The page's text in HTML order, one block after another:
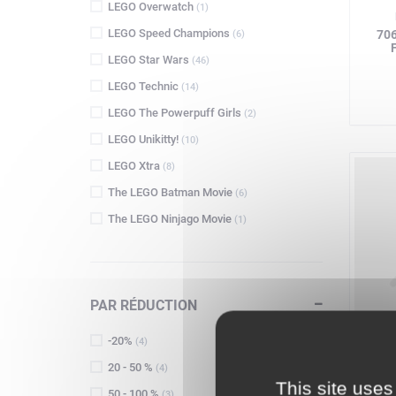
LEGO Overwatch (1)
LEGO Speed Champions (6)
LEGO Star Wars (46)
LEGO Technic (14)
LEGO The Powerpuff Girls (2)
LEGO Unikitty! (10)
LEGO Xtra (8)
The LEGO Batman Movie (6)
The LEGO Ninjago Movie (1)
PAR RÉDUCTION
-20% (4)
20 - 50 % (4)
This site